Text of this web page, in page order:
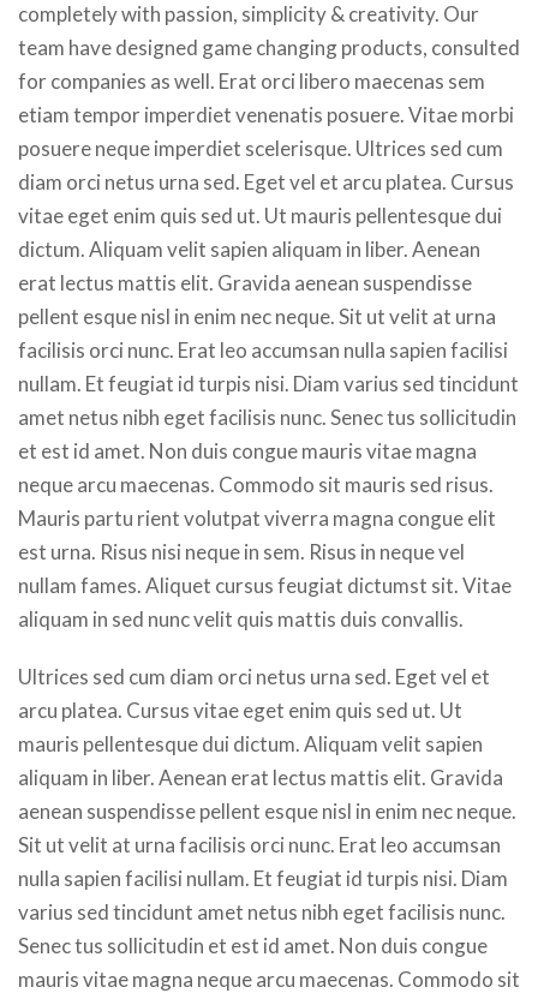
completely with passion, simplicity & creativity. Our
team have designed game changing products, consulted
for companies as well. Erat orci libero maecenas sem
etiam tempor imperdiet venenatis posuere. Vitae morbi
posuere neque imperdiet scelerisque. Ultrices sed cum
diam orci netus urna sed. Eget vel et arcu platea. Cursus
vitae eget enim quis sed ut. Ut mauris pellentesque dui
dictum. Aliquam velit sapien aliquam in liber. Aenean
erat lectus mattis elit. Gravida aenean suspendisse
pellent esque nisl in enim nec neque. Sit ut velit at urna
facilisis orci nunc. Erat leo accumsan nulla sapien facilisi
nullam. Et feugiat id turpis nisi. Diam varius sed tincidunt
amet netus nibh eget facilisis nunc. Senec tus sollicitudin
et est id amet. Non duis congue mauris vitae magna
neque arcu maecenas. Commodo sit mauris sed risus.
Mauris partu rient volutpat viverra magna congue elit
est urna. Risus nisi neque in sem. Risus in neque vel
nullam fames. Aliquet cursus feugiat dictumst sit. Vitae
aliquam in sed nunc velit quis mattis duis convallis.
Ultrices sed cum diam orci netus urna sed. Eget vel et
arcu platea. Cursus vitae eget enim quis sed ut. Ut
mauris pellentesque dui dictum. Aliquam velit sapien
aliquam in liber. Aenean erat lectus mattis elit. Gravida
aenean suspendisse pellent esque nisl in enim nec neque.
Sit ut velit at urna facilisis orci nunc. Erat leo accumsan
nulla sapien facilisi nullam. Et feugiat id turpis nisi. Diam
varius sed tincidunt amet netus nibh eget facilisis nunc.
Senec tus sollicitudin et est id amet. Non duis congue
mauris vitae magna neque arcu maecenas. Commodo sit